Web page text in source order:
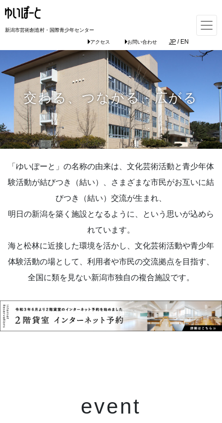
交わる、つながる、広がる
「ゆいぽーと」の名称の由来は、文化芸術活動と青少年体
験活動が結びつき（結い）、さまざまな市民がお互いに結
びつき（結い）交流が生まれ、
明日の新潟を築く施設となるように、という思いが込めら
れています。
海と松林に近接した環境を活かし、文化芸術活動や青少年
体験活動の場として、利用者や市民の交流拠点を目指す、
全国に類を見ない新潟市独自の複合施設です。
新潟市芸術創造村・国際青少年センター
アクセス お問い合わせ JP/ EN
event